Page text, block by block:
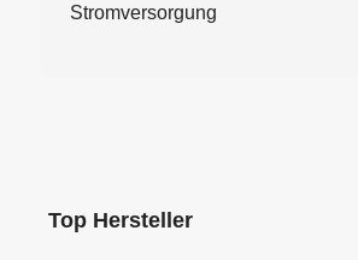
Stromversorgung
Top Hersteller